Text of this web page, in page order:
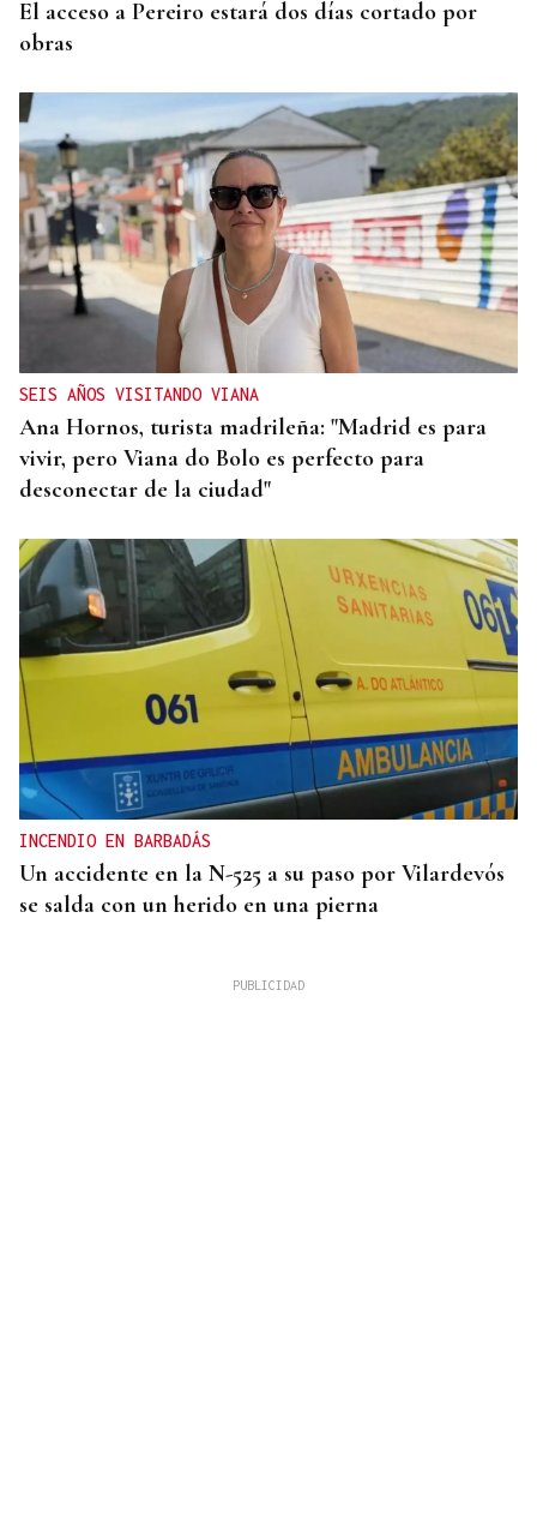
El acceso a Pereiro estará dos días cortado por
obras
SEIS AÑOS VISITANDO VIANA
Ana Hornos, turista madrileña: "Madrid es para
vivir, pero Viana do Bolo es perfecto para
desconectar de la ciudad"
INCENDIO EN BARBADÁS
Un accidente en la N-525 a su paso por Vilardevós
se salda con un herido en una pierna